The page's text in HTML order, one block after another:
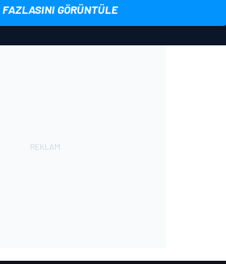
FAZLASINI GÖRÜNTÜLE